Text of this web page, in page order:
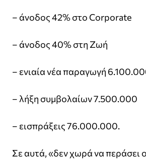
– άνοδος 42% στο Corporate
– άνοδος 40% στη Ζωή
– ενιαία νέα παραγωγή
– λήξη συμβολαίων 7.500.000
– εισπράξεις 76.000.000.
Σε αυτά, «δεν χωρά να περάσει